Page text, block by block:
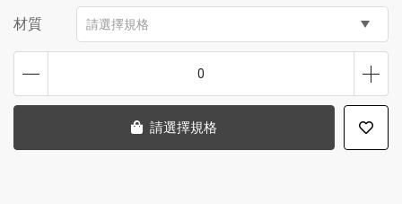
材質 請選擇規格
0
請選擇規格